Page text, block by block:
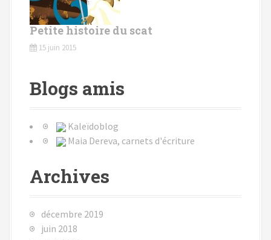
Petite histoire du scat
15 juin 2015
Blogs amis
Kaleïdoblog
Maia Dereva, carnets d'écriture
Archives
décembre 2019
juin 2018